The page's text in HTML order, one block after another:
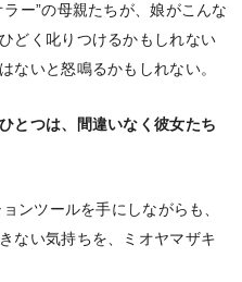
ー”の母親たちが、娘がこんな
どく叱りつけるかもしれない
ないと怒鳴るかもしれない。
とつは、間違いなく彼女たち
ンツールを手にしながらも、
ない気持ちを、ミオヤマザキ